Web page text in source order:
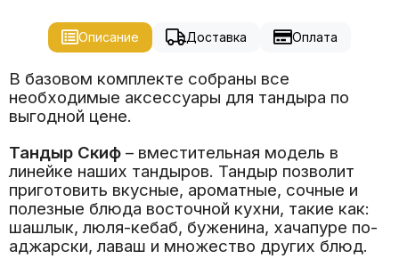
Описание Доставка Оплата
В базовом комплекте собраны все
необходимые аксессуары для тандыра по
выгодной цене.
Тандыр Скиф – вместительная модель в
линейке наших тандыров. Тандыр позволит
приготовить вкусные, ароматные, сочные и
полезные блюда восточной кухни, такие как:
шашлык, люля-кебаб, буженина, хачапуре по-
аджарски, лаваш и множество других блюд.